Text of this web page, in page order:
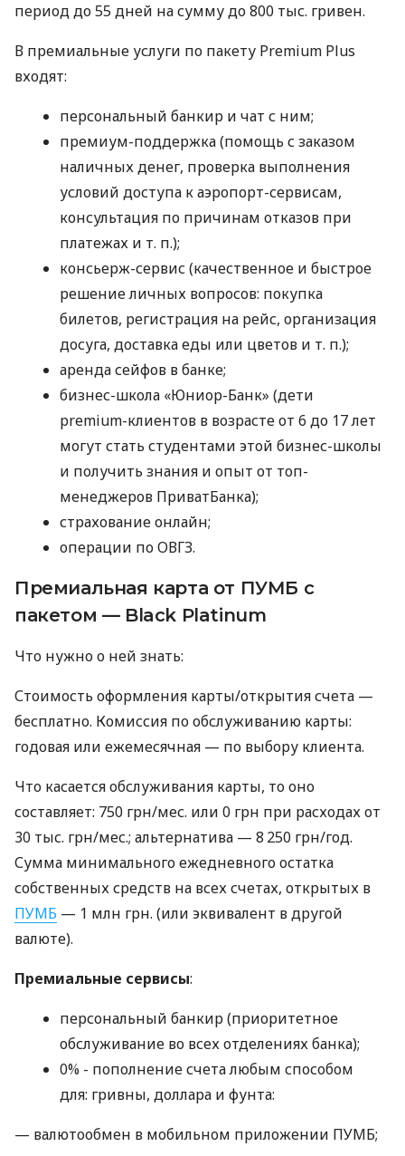
период до 55 дней на сумму до 800 тыс. гривен.
В премиальные услуги по пакету Premium Plus
входят:
персональный банкир и чат с ним;
премиум-поддержка (помощь с заказом
наличных денег, проверка выполнения
условий доступа к аэропорт-сервисам,
консультация по причинам отказов при
платежах и т. п.);
консьерж-сервис (качественное и быстрое
решение личных вопросов: покупка
билетов, регистрация на рейс, организация
досуга, доставка еды или цветов и т. п.);
аренда сейфов в банке;
бизнес-школа «Юниор-Банк» (дети
premium-клиентов в возрасте от 6 до 17 лет
могут стать студентами этой бизнес-школы
и получить знания и опыт от топ-
менеджеров ПриватБанка);
страхование онлайн;
операции по ОВГЗ.
Премиальная карта от ПУМБ с
пакетом — Black Platinum
Что нужно о ней знать:
Стоимость оформления карты/открытия счета —
бесплатно. Комиссия по обслуживанию карты:
годовая или ежемесячная — по выбору клиента.
Что касается обслуживания карты, то оно
составляет: 750 грн/мес. или 0 грн при расходах от
30 тыс. грн/мес.; альтернатива — 8 250 грн/год.
Сумма минимального ежедневного остатка
собственных средств на всех счетах, открытых в
ПУМБ — 1 млн грн. (или эквивалент в другой
валюте).
Премиальные сервисы:
персональный банкир (приоритетное
обслуживание во всех отделениях банка);
0% - пополнение счета любым способом
для: гривны, доллара и фунта:
— валютообмен в мобильном приложении ПУМБ;